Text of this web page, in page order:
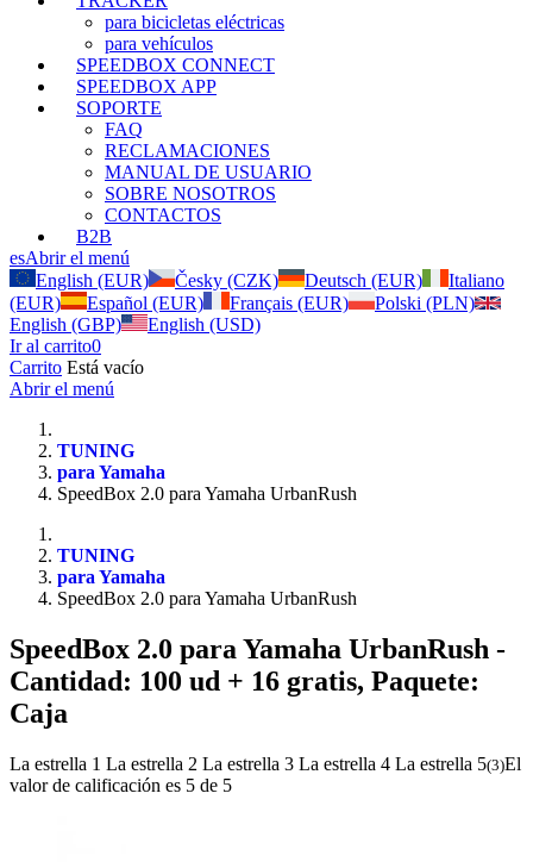
para bicicletas eléctricas
para vehículos
SPEEDBOX CONNECT
SPEEDBOX APP
SOPORTE
FAQ
RECLAMACIONES
MANUAL DE USUARIO
SOBRE NOSOTROS
CONTACTOS
B2B
esAbrir el menú
English (EUR)
Česky (CZK) Deutsch (EUR)
Italiano
(EUR)
Español (EUR) Français (EUR)
Polski (PLN)
English (GBP)
English (USD)
Ir al carrito0
Carrito Está vacío
Abrir el menú
TUNING
para Yamaha
SpeedBox 2.0 para Yamaha UrbanRush
TUNING
para Yamaha
SpeedBox 2.0 para Yamaha UrbanRush
SpeedBox 2.0 para Yamaha UrbanRush -
Cantidad: 100 ud + 16 gratis, Paquete:
Caja
La estrella 1 La estrella 2 La estrella 3 La estrella 4 La estrella 5(3)El
valor de calificación es 5 de 5